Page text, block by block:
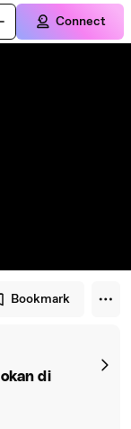
Connect
Bookmark
di